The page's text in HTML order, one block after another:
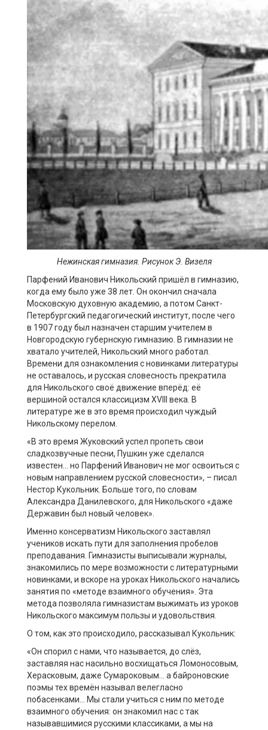
Нежинская гимназия. Рисунок Э. Визеля
Парфений Иванович Никольский пришёл в гимназию,
когда ему было уже 38 лет. Он окончил сначала
Московскую духовную академию, а потом Санкт-
Петербургский педагогический институт, после чего
в 1907 году был назначен старшим учителем в
Новгородскую губернскую гимназию. В гимназии не
хватало учителей, Никольский много работал.
Времени для ознакомления с новинками литературы
не оставалось, и русская словесность прекратила
для Никольского своё движение вперёд: её
вершиной остался классицизм XVIII века. В
литературе же в это время происходил чуждый
Никольскому перелом.
«В это время Жуковский успел пропеть свои
сладкозвучные песни, Пушкин уже сделался
известен… но Парфений Иванович не мог освоиться с
новым направлением русской словесности», – писал
Нестор Кукольник. Больше того, по словам
Александра Данилевского, для Никольского «даже
Державин был новый человек».
Именно консерватизм Никольского заставлял
учеников искать пути для заполнения пробелов
преподавания. Гимназисты выписывали журналы,
знакомились по мере возможности с литературными
новинками, и вскоре на уроках Никольского начались
занятия по «методе взаимного обучения». Эта
метода позволяла гимназистам выжимать из уроков
Никольского максимум пользы и удовольствия.
О том, как это происходило, рассказывал Кукольник:
«Он спорил с нами, что называется, до слёз,
заставляя нас насильно восхищаться Ломоносовым,
Херасковым, даже Сумароковым… а байроновские
поэмы тех времён называл велегласно
побасенками… Мы стали учиться с ним по методе
взаимного обучения: он знакомил нас с так
называвшимися русскими классиками, а мы на